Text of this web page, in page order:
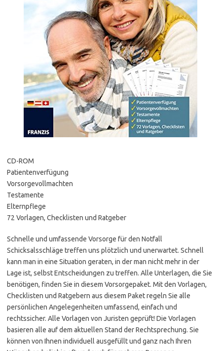
CD-ROM
Patientenverfügung
Vorsorgevollmachten
Testamente
Elternpflege
72 Vorlagen, Checklisten und Ratgeber
Schnelle und umfassende Vorsorge für den Notfall
Schicksalsschläge treffen uns plötzlich und unerwartet. Schnell
kann man in eine Situation geraten, in der man nicht mehr in der
Lage ist, selbst Entscheidungen zu treffen. Alle Unterlagen, die Sie
benötigen, finden Sie in diesem Vorsorgepaket. Mit den Vorlagen,
Checklisten und Ratgebern aus diesem Paket regeln Sie alle
persönlichen Angelegenheiten umfassend, einfach und
rechtssicher. Alle Vorlagen von Juristen geprüft! Die Vorlagen
basieren alle auf dem aktuellen Stand der Rechtsprechung. Sie
können von Ihnen individuell ausgefüllt und ganz nach Ihren